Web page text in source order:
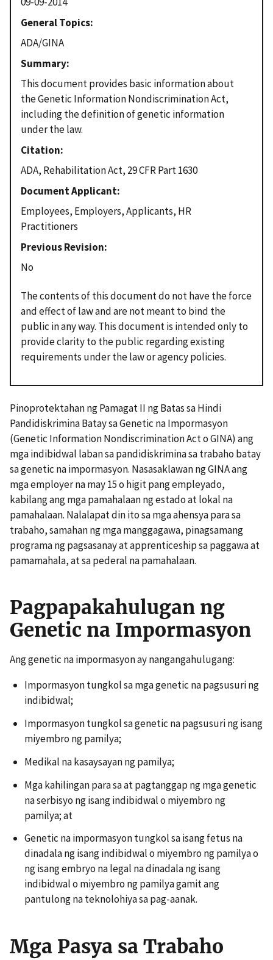
General Topics
ADA/GINA
Summary
This document provides basic information about
the Genetic Information Nondiscrimination Act,
including the definition of genetic information
under the law.
Citation
ADA, Rehabilitation Act, 29 CFR Part 1630
Document Applicant
Employees, Employers, Applicants, HR
Practitioners
Previous Revision
No
The contents of this document do not have the force
and effect of law and are not meant to bind the
public in any way. This document is intended only to
provide clarity to the public regarding existing
requirements under the law or agency policies.
Pinoprotektahan ng Pamagat II ng Batas sa Hindi
Pandidiskrimina Batay sa Genetic na Impormasyon
(Genetic Information Nondiscrimination Act o GINA) ang
mga indibidwal laban sa pandidiskrimina sa trabaho batay
sa genetic na impormasyon. Nasasaklawan ng GINA ang
mga employer na may 15 o higit pang empleyado,
kabilang ang mga pamahalaan ng estado at lokal na
pamahalaan. Nalalapat din ito sa mga ahensya para sa
trabaho, samahan ng mga manggagawa, pinagsamang
programa ng pagsasanay at apprenticeship sa paggawa at
pamamahala, at sa pederal na pamahalaan.
Pagpapakahulugan ng
Genetic na Impormasyon
Ang genetic na impormasyon ay nangangahulugang:
Impormasyon tungkol sa mga genetic na pagsusuri ng
indibidwal;
Impormasyon tungkol sa genetic na pagsusuri ng isang
miyembro ng pamilya;
Medikal na kasaysayan ng pamilya;
Mga kahilingan para sa at pagtanggap ng mga genetic
na serbisyo ng isang indibidwal o miyembro ng
pamilya; at
Genetic na impormasyon tungkol sa isang fetus na
dinadala ng isang indibidwal o miyembro ng pamilya o
ng isang embryo na legal na dinadala ng isang
indibidwal o miyembro ng pamilya gamit ang
pantulong na teknolohiya sa pag-aanak.
Mga Pasya sa Trabaho